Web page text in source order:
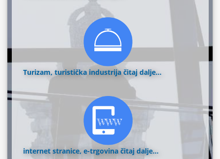
Turizam, turistička industrijačitaj dalje...
internet stranice, e-trgovina čitaj dalje...